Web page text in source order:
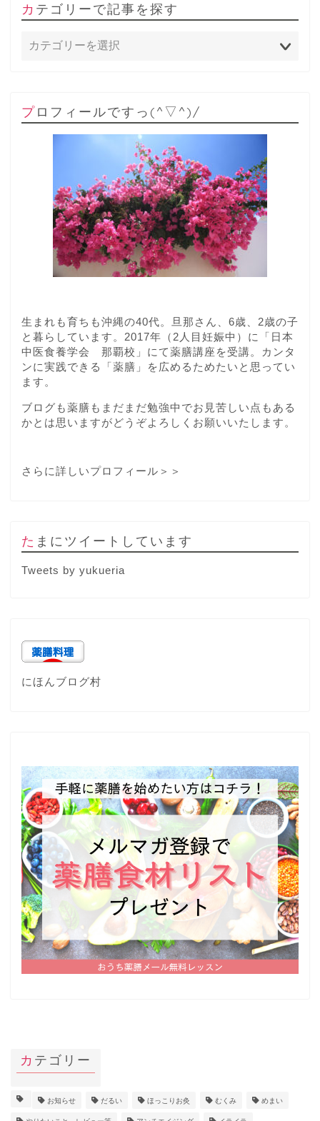
カテゴリーで記事を探す
プロフィールですっ(^▽^)/
生まれも育ちも沖縄の40代。旦那さん、6歳、2歳の子
と暮らしています。2017年（2人目妊娠中）に「日本
中医食養学会 那覇校」にて薬膳講座を受講。カンタ
ンに実践できる「薬膳」を広めるためたいと思ってい
ます。
ブログも薬膳もまだまだ勉強中でお見苦しい点もある
かとは思いますがどうぞよろしくお願いいたします。
さらに詳しいプロフィール＞＞
たまにツイートしています
Tweets by yukueria
にほんブログ村
カテゴリー
お知らせ だるい ほっこりお灸 むくみ めまい